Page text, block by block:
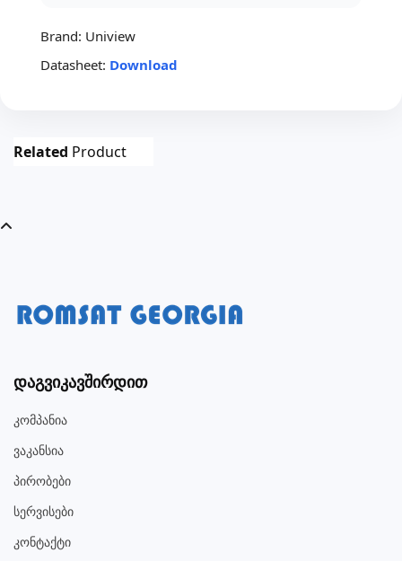
Brand: Uniview
Datasheet: Download
Related Product
Დაგვიკავშირდით
Კომპანია
Ვაკანსია
Პირობები
Სერვისები
Კონტაქტი